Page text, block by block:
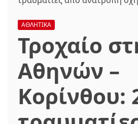
ΑΘΛΗΤΙΚΑ
Τροχαίο
Αθηνών –
Κορίνθου: